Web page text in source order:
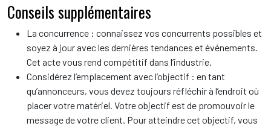
Conseils supplémentaires
La concurrence : connaissez vos concurrents possibles et
soyez à jour avec les dernières tendances et événements.
Cet acte vous rend compétitif dans l’industrie.
Considérez l’emplacement avec l’objectif : en tant
qu’annonceurs, vous devez toujours réfléchir à l’endroit où
placer votre matériel. Votre objectif est de promouvoir le
message de votre client. Pour atteindre cet objectif, vous